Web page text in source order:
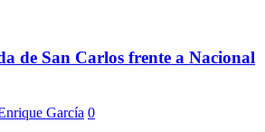
de San Carlos frente a Nacional
García 0